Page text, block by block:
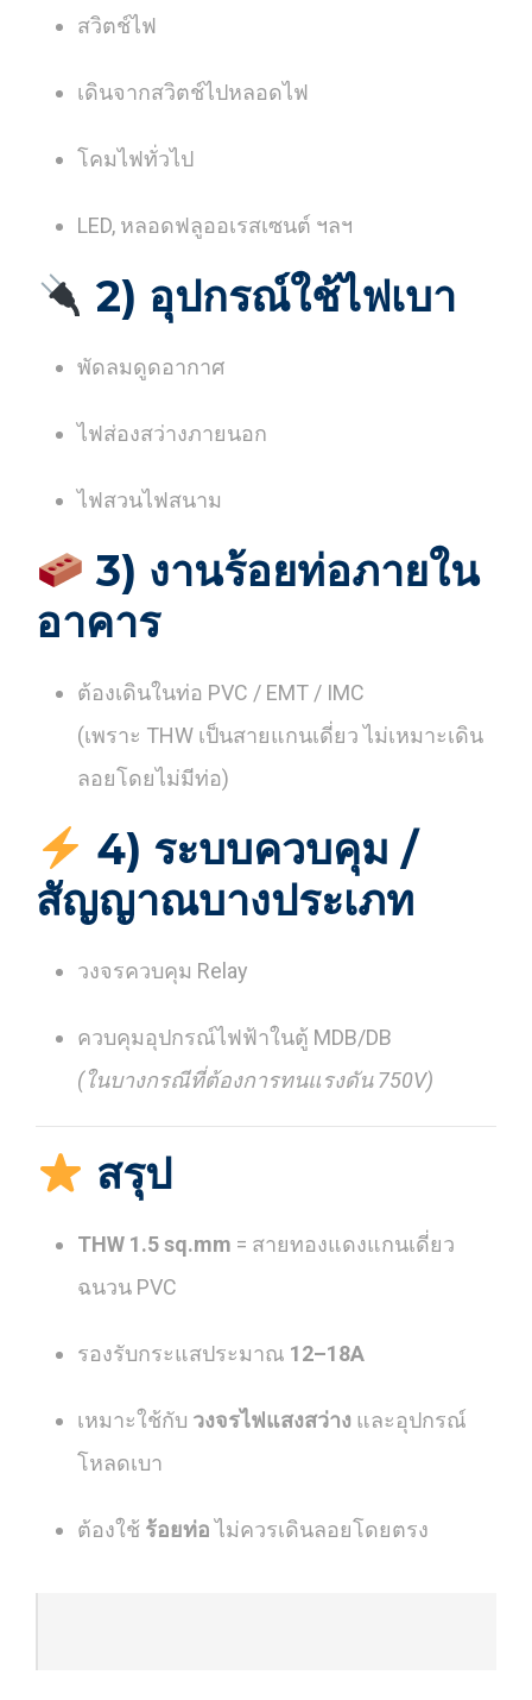
สวิตช์ไฟ
เดินจากสวิตช์ไปหลอดไฟ
โคมไฟทั่วไป
LED, หลอดฟลูออเรสเซนต์ ฯลฯ
2) อุปกรณ์ใช้ไฟเบา
พัดลมดูดอากาศ
ไฟส่องสว่างภายนอก
ไฟสวนไฟสนาม
3) งานร้อยท่อภายใน
อาคาร
ต้องเดินในท่อ PVC / EMT / IMC
(เพราะ THW เป็นสายแกนเดี่ยว ไม่เหมาะเดิน
ลอยโดยไม่มีท่อ)
4) ระบบควบคุม /
สัญญาณบางประเภท
วงจรควบคุม Relay
ควบคุมอุปกรณ์ไฟฟ้าในตู้ MDB/DB
(ในบางกรณีที่ต้องการทนแรงดัน 750V)
สรุป
THW 1.5 sq.mm = สายทองแดงแกนเดี่ยว
ฉนวน PVC
รองรับกระแสประมาณ 12–18A
เหมาะใช้กับ วงจรไฟแสงสว่าง และอุปกรณ์
โหลดเบา
ต้องใช้ ร้อยท่อไม่ควรเดินลอยโดยตรง